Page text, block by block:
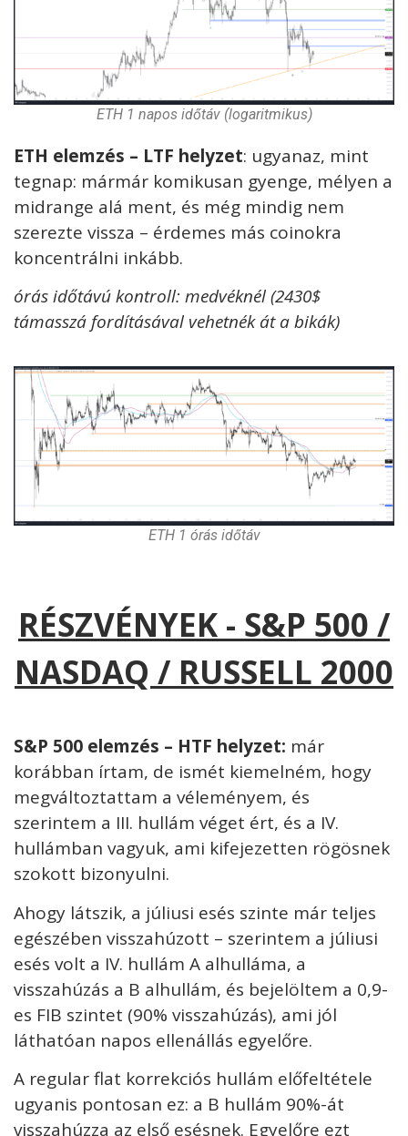
ETH 1 napos időtáv (logaritmikus)
ETH elemzés – LTF helyzet: ugyanaz, mint
tegnap: mármár komikusan gyenge, mélyen a
midrange alá ment, és még mindig nem
szerezte vissza – érdemes más coinokra
koncentrálni inkább.
órás időtávú kontroll: medvéknél (2430$
támasszá fordításával vehetnék át a bikák)
ETH 1 órás időtáv
RÉSZVÉNYEK - S&P 500 /
NASDAQ / RUSSELL 2000
S&P 500 elemzés – HTF helyzet: már
korábban írtam, de ismét kiemelném, hogy
megváltoztattam a véleményem, és
szerintem a III. hullám véget ért, és a IV.
hullámban vagyuk, ami kifejezetten rögösnek
szokott bizonyulni.
Ahogy látszik, a júliusi esés szinte már teljes
egészében visszahúzott – szerintem a júliusi
esés volt a IV. hullám A alhulláma, a
visszahúzás a B alhullám, és bejelöltem a 0,9-
es FIB szintet (90% visszahúzás), ami jól
láthatóan napos ellenállás egyelőre.
A regular flat korrekciós hullám előfeltétele
ugyanis pontosan ez: a B hullám 90%-át
visszahúzza az első esésnek. Egyelőre ezt